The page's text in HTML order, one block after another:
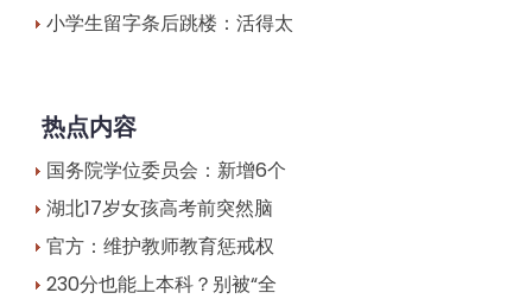
小学生留字条后跳楼：活得太
热点内容
国务院学位委员会：新增6个
湖北17岁女孩高考前突然脑
官方：维护教师教育惩戒权
230分也能上本科？别被“全